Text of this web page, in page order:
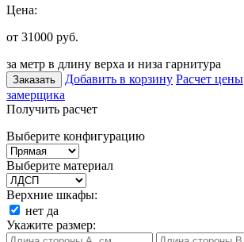
Цена:
от 31000 руб.
за метр в длину верха и низа гарнитура
Заказать Добавить в корзину Расчет цены
замерщика
Получить расчет
Выберите конфигурацию
Выберите материал
Верхние шкафы:
нет да
Укажите размер: